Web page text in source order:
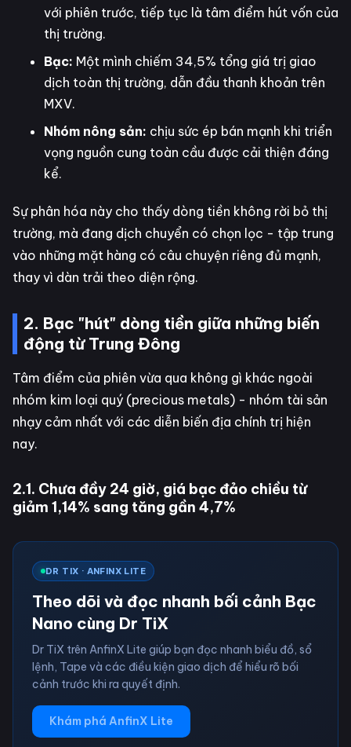
với phiên trước, tiếp tục là tâm điểm hút vốn của
thị trường.
Bạc: Một mình chiếm 34,5% tổng giá trị giao
dịch toàn thị trường, dẫn đầu thanh khoản trên
MXV.
Nhóm nông sản: chịu sức ép bán mạnh khi triển
vọng nguồn cung toàn cầu được cải thiện đáng
kể.
Sự phân hóa này cho thấy dòng tiền không rời bỏ thị
trường, mà đang dịch chuyển có chọn lọc - tập trung
vào những mặt hàng có câu chuyện riêng đủ mạnh,
thay vì dàn trải theo diện rộng.
2. Bạc "hút" dòng tiền giữa những biến
động từ Trung Đông
Tâm điểm của phiên vừa qua không gì khác ngoài
nhóm kim loại quý (precious metals) - nhóm tài sản
nhạy cảm nhất với các diễn biến địa chính trị hiện
nay.
2.1. Chưa đầy 24 giờ, giá bạc đảo chiều từ
giảm 1,14% sang tăng gần 4,7%
DR TIX · ANFINX LITE
Theo dõi và đọc nhanh bối cảnh Bạc
Nano cùng Dr TiX
Dr TiX trên AnfinX Lite giúp bạn đọc nhanh biểu đồ, sổ
lệnh, Tape và các điều kiện giao dịch để hiểu rõ bối
cảnh trước khi ra quyết định.
Khám phá AnfinX Lite